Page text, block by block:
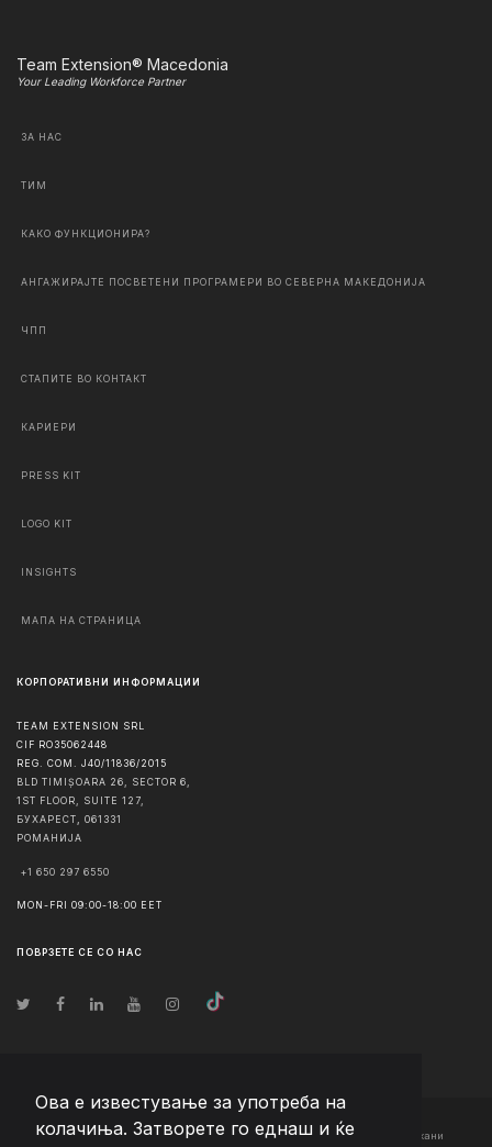
Ова е известување за употреба на
колачиња. Затворете го еднаш и ќе
Team Extension® Macedonia
Your Leading Workforce Partner
ЗА НАС
ТИМ
КАКО ФУНКЦИОНИРА?
АНГАЖИРАЈТЕ ПОСВЕТЕНИ ПРОГРАМЕРИ ВО СЕВЕРНА МАКЕДОНИЈА
ЧПП
СТАПИТЕ ВО КОНТАКТ
КАРИЕРИ
PRESS KIT
LOGO KIT
INSIGHTS
МАПА НА СТРАНИЦА
КОРПОРАТИВНИ ИНФОРМАЦИИ
TEAM EXTENSION SRL
CIF RO35062448
REG. COM. J40/11836/2015
BLD TIMIȘOARA 26, SECTOR 6,
1ST FLOOR, SUITE 127,
БУХАРЕСТ
061331
РОМАНИЈА
+1 650 297 6550
MON-FRI 09:00-18:00 EET
ПОВРЗЕТЕ СЕ СО НАС
© Авторско право2026 Team Extension Macedonia - Сите права задржани